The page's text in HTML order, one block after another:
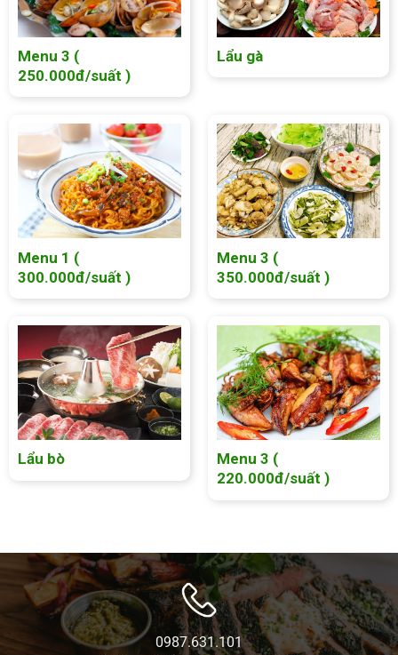
Menu 3 (
250.000đ/suất )
Lẩu gà
Menu 1 (
300.000đ/suất )
Menu 3 (
350.000đ/suất )
Lẩu bò
Menu 3 (
220.000đ/suất )
0987.631.101